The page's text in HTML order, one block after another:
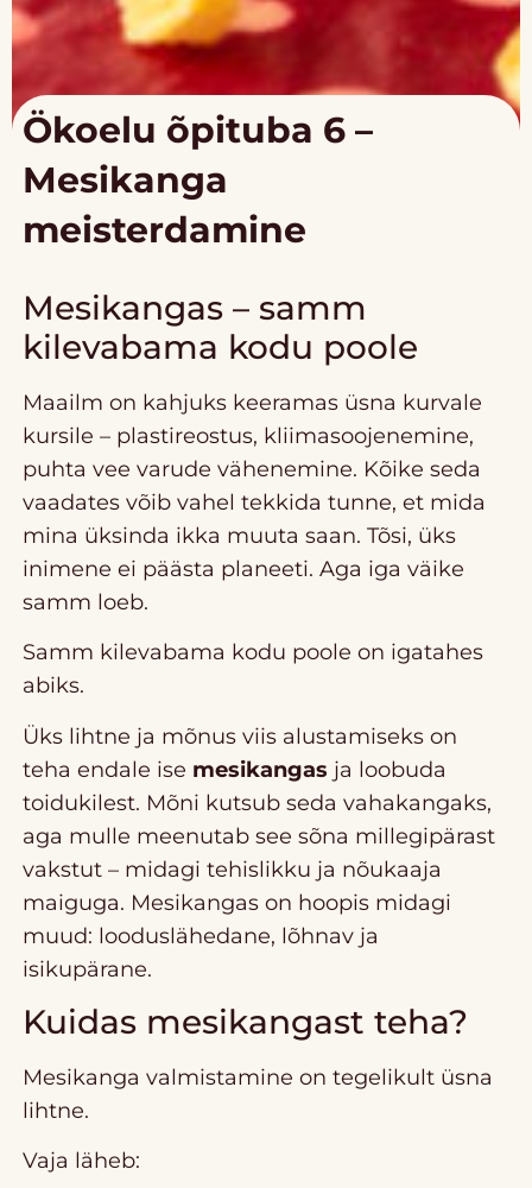
Ökoelu õpituba 6 –
Mesikanga
meisterdamine
Mesikangas – samm
kilevabama kodu poole
Maailm on kahjuks keeramas üsna kurvale
kursile – plastireostus, kliimasoojenemine,
puhta vee varude vähenemine. Kõike seda
vaadates võib vahel tekkida tunne, et mida
mina üksinda ikka muuta saan. Tõsi, üks
inimene ei päästa planeeti. Aga iga väike
samm loeb.
Samm kilevabama kodu poole on igatahes
abiks.
Üks lihtne ja mõnus viis alustamiseks on
teha endale ise mesikangas ja loobuda
toidukilest. Mõni kutsub seda vahakangaks,
aga mulle meenutab see sõna millegipärast
vakstut – midagi tehislikku ja nõukaaja
maiguga. Mesikangas on hoopis midagi
muud: looduslähedane, lõhnav ja
isikupärane.
Kuidas mesikangast teha?
Mesikanga valmistamine on tegelikult üsna
lihtne.
Vaja läheb: